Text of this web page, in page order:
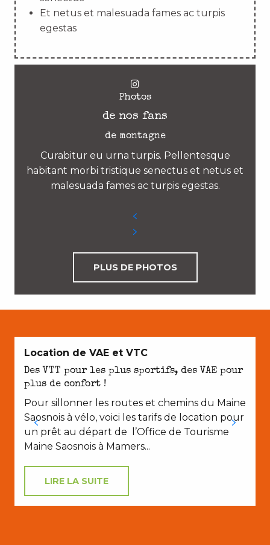
Et netus et malesuada fames ac turpis
egestas
Photos
de nos fans
de montagne
Curabitur eu urna turpis. Pellentesque
habitant morbi tristique senectus et netus et
malesuada fames ac turpis egestas.
PLUS DE PHOTOS
Location de VAE et VTC
Des VTT pour les plus sportifs, des VAE pour
plus de confort !
Pour sillonner les routes et chemins du Maine
Saosnois à vélo, voici les tarifs de location pour
un prêt au départ de l’Office de Tourisme
Maine Saosnois à Mamers...
LIRE LA SUITE